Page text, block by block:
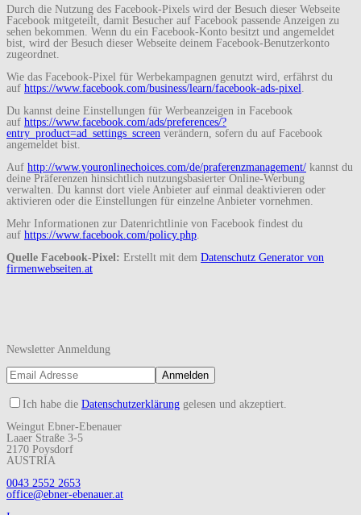
Durch die Nutzung des Facebook-Pixels wird der Besuch dieser Webseite
Facebook mitgeteilt, damit Besucher auf Facebook passende Anzeigen zu
sehen bekommen. Wenn du ein Facebook-Konto besitzt und angemeldet
bist, wird der Besuch dieser Webseite deinem Facebook-Benutzerkonto
zugeordnet.
Wie das Facebook-Pixel für Werbekampagnen genutzt wird, erfährst du
auf https://www.facebook.com/business/learn/facebook-ads-pixel
Du kannst deine Einstellungen für Werbeanzeigen in Facebook
auf https://www.facebook.com/ads/preferences/?
entry_product=ad_settings_screen verändern, sofern du auf Facebook
angemeldet bist.
Auf http://www.youronlinechoices.com/de/praferenzmanagement/ kannst du
deine Präferenzen hinsichtlich nutzungsbasierter Online-Werbung
verwalten. Du kannst dort viele Anbieter auf einmal deaktivieren oder
aktivieren oder die Einstellungen für einzelne Anbieter vornehmen.
Mehr Informationen zur Datenrichtlinie von Facebook findest du
auf https://www.facebook.com/policy.php
Quelle Facebook-Pixel: Erstellt mit dem Datenschutz Generator von
firmenwebseiten.at
Newsletter Anmeldung
Ich habe die Datenschutzerklärung gelesen und akzeptiert.
Weingut Ebner-Ebenauer
Laaer Straße 3-5
2170 Poysdorf
AUSTRIA
0043 2552 2653
office@ebner-ebenauer.at